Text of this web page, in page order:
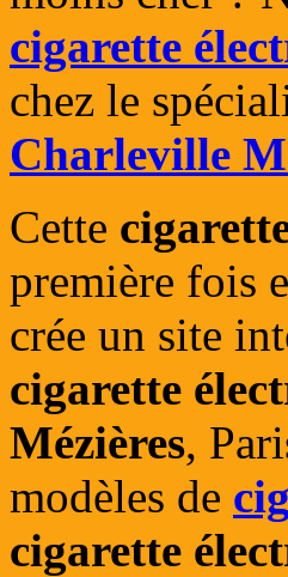
cigarette
chez le
Charleville
Cette
première fois
crée un site
cigarette
Mézières,
modèles de
cigarette